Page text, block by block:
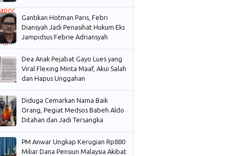
Gantikan Hotman Paris, Febri
Diansyah Jadi Penasihat Hukum Eks
Jampidsus Febrie Adriansyah
Dea Anak Pejabat Gayo Lues yang
Viral Flexing Minta Maaf, Akui Salah
dan Hapus Unggahan
Diduga Cemarkan Nama Baik
Orang, Pegiat Medsos Babeh Aldo
Ditahan dan Jadi Tersangka
PM Anwar Ungkap Kerugian Rp880
Miliar Dana Pensiun Malaysia Akibat